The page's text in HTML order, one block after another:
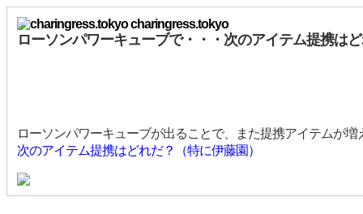
charingress.tokyo
ローソンパワーキューブで・・・次のアイテム提携は
ローソンパワーキューブが出ることで、また提携アイテムが
次のアイテム提携はどれだ？（特に伊藤園）